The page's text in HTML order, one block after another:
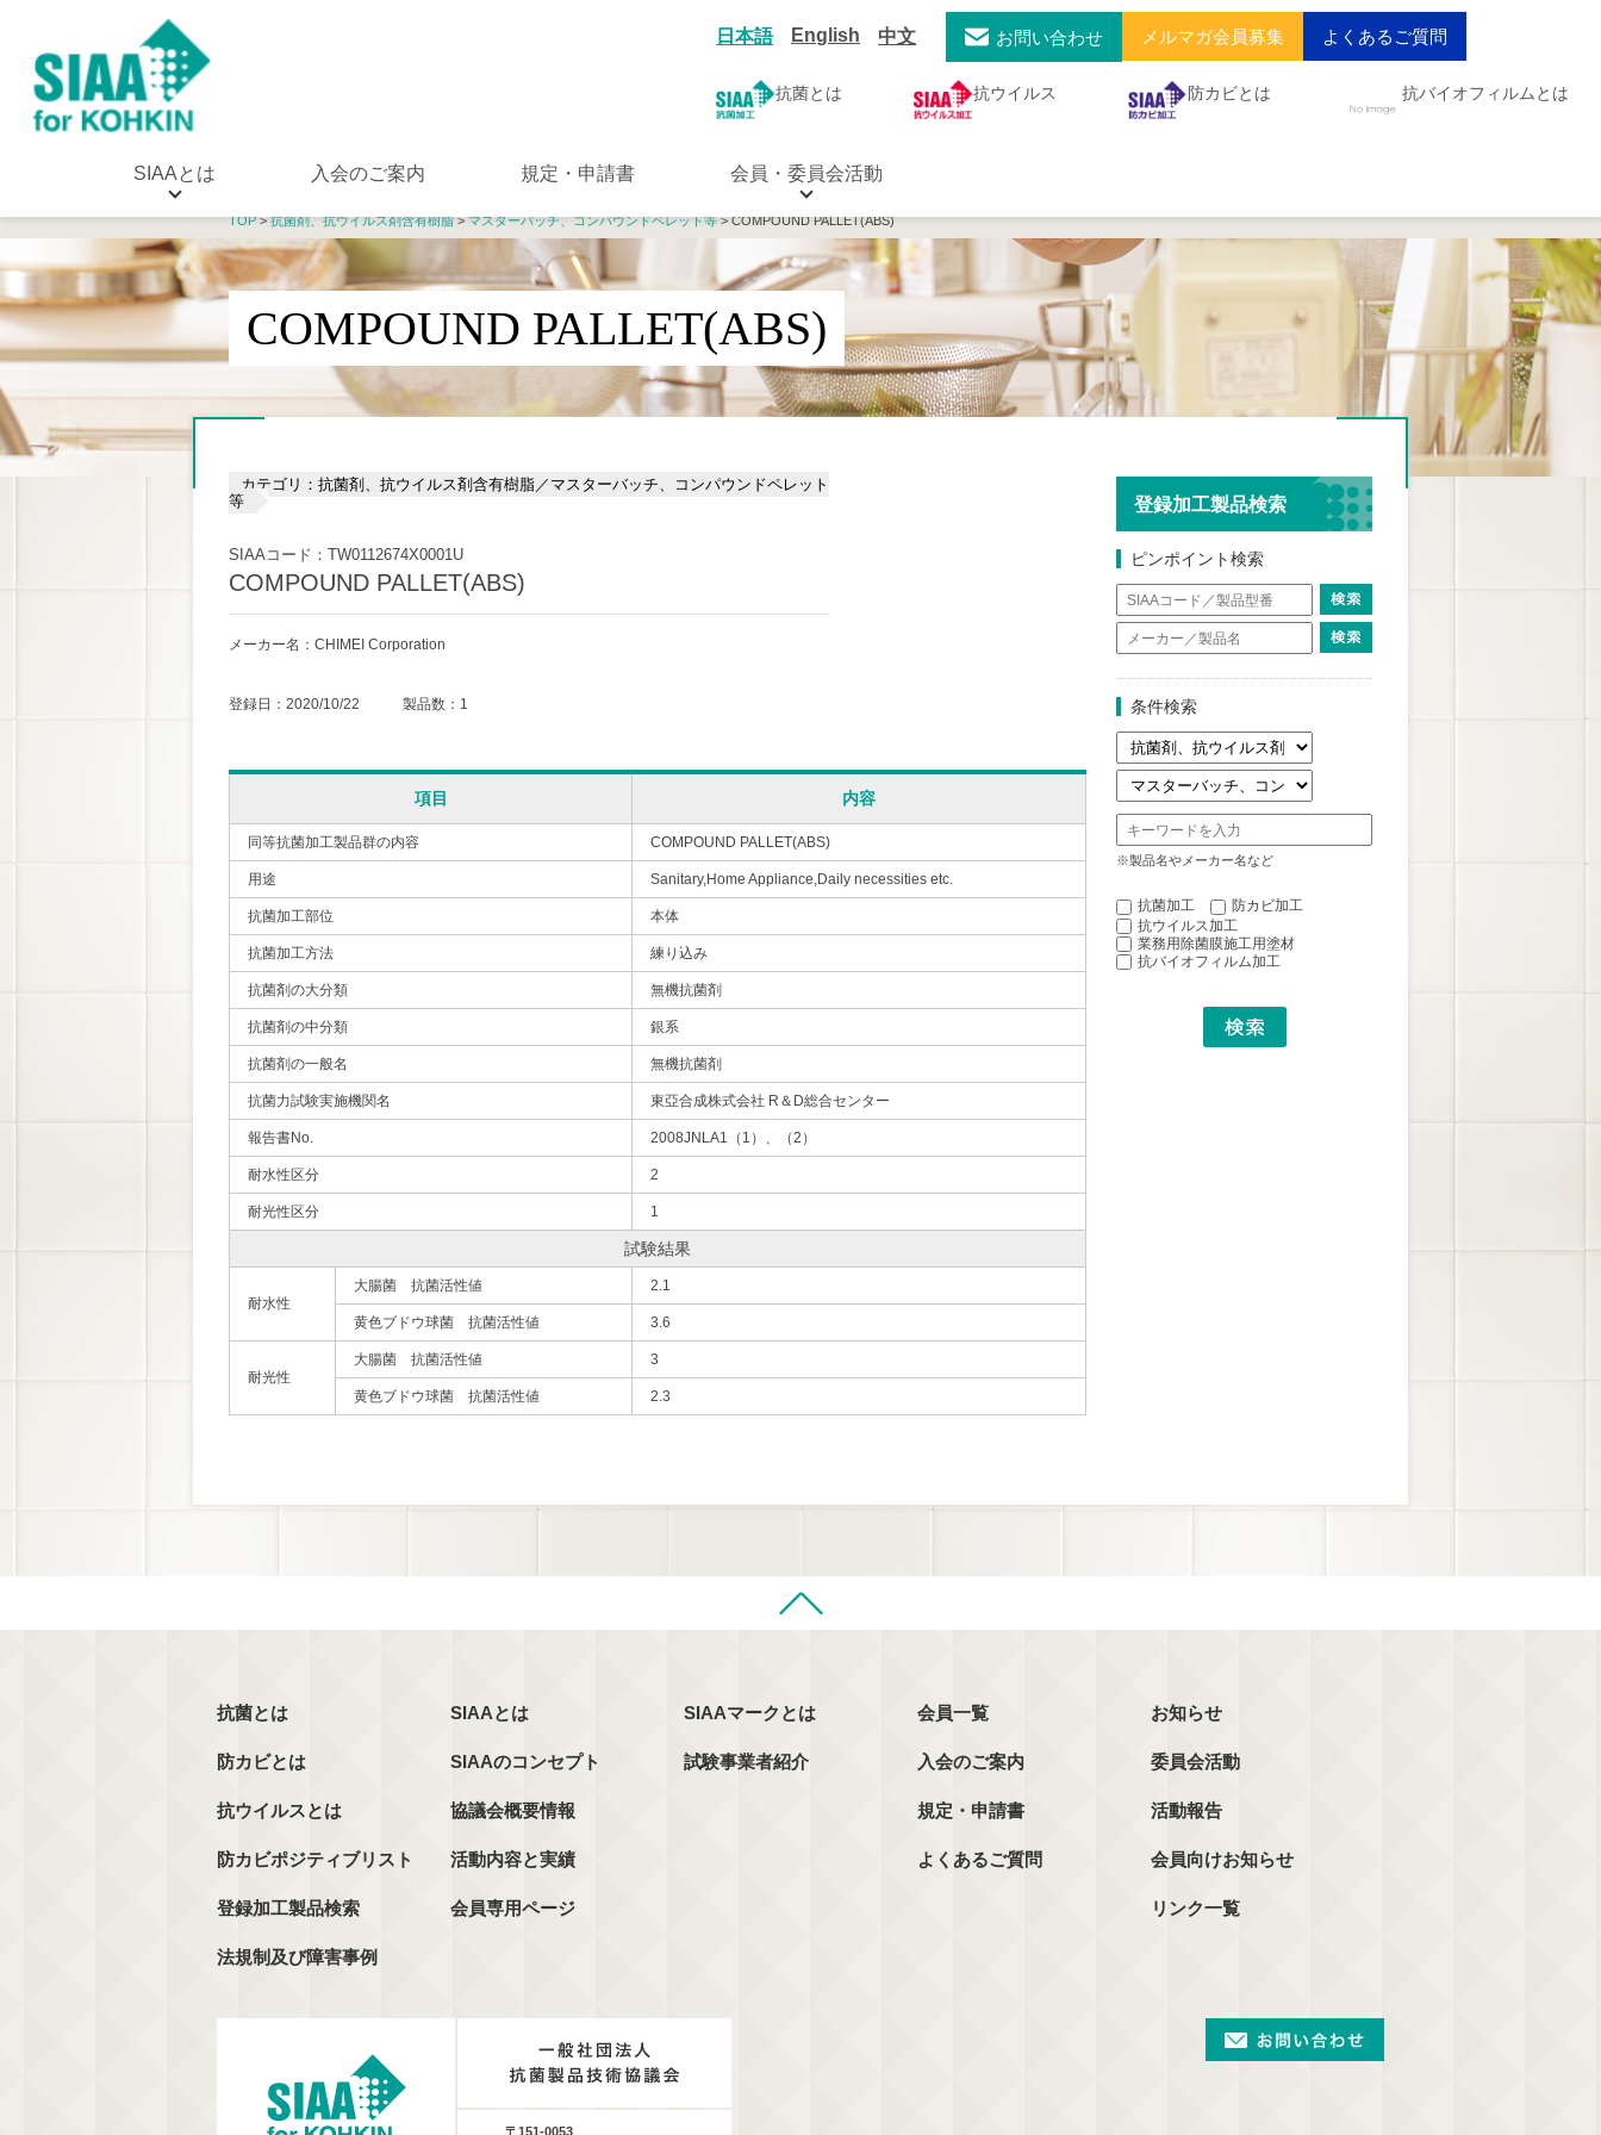
日本語 English 中文 お問い合わせ メルマガ会員募集 よくあるご質問
抗菌とは 抗ウイルス 防カビとは 抗バイオフィルムとは
SIAAとは 入会のご案内 規定・申請書 会員・委員会活動
TOP>抗菌剤、抗ウイルス剤含有樹脂>マスターバッチ、コンパウンドペレット等> COMPOUND PALLET(ABS)
COMPOUND PALLET(ABS)
カテゴリ：抗菌剤、抗ウイルス剤含有樹脂／マスターバッチ、コンパウンドペレット
等
SIAAコード：TW0112674X0001U
COMPOUND PALLET(ABS)
メーカー名：CHIMEI Corporation
登録日：2020/10/22 製品数：1
項目 内容
同等抗菌加工製品群の内容 COMPOUND PALLET(ABS)
用途 Sanitary,Home Appliance,Daily necessities etc.
抗菌加工部位 本体
抗菌加工方法 練り込み
抗菌剤の大分類 無機抗菌剤
抗菌剤の中分類 銀系
抗菌剤の一般名 無機抗菌剤
抗菌力試験実施機関名 東亞合成株式会社 R＆D総合センター
報告書No. 2008JNLA1（1）、（2）
耐水性区分 2
耐光性区分 1
試験結果
耐水性
大腸菌 抗菌活性値 2.1
黄色ブドウ球菌 抗菌活性値 3.6
耐光性
大腸菌 抗菌活性値 3
黄色ブドウ球菌 抗菌活性値 2.3
登録加工製品検索
ピンポイント検索
条件検索
※製品名やメーカー名など
抗菌加工
防カビ加工
抗ウイルス加工
業務用除菌膜施工用塗材
抗バイオフィルム加工
抗菌とは
防カビとは
抗ウイルスとは
防カビポジティブリスト
登録加工製品検索
法規制及び障害事例
SIAAとは
SIAAのコンセプト
協議会概要情報
活動内容と実績
会員専用ページ
SIAAマークとは
試験事業者紹介
会員一覧
入会のご案内
規定・申請書
よくあるご質問
お知らせ
委員会活動
活動報告
会員向けお知らせ
リンク一覧
〒151-0053